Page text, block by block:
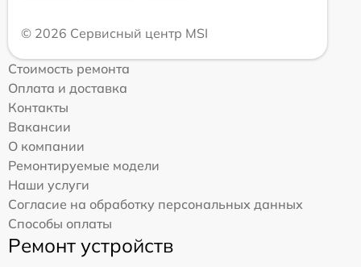
© 2026 Сервисный центр MSI
Стоимость ремонта
Оплата и доставка
Контакты
Вакансии
О компании
Ремонтируемые модели
Наши услуги
Согласие на обработку персональных данных
Способы оплаты
Ремонт устройств